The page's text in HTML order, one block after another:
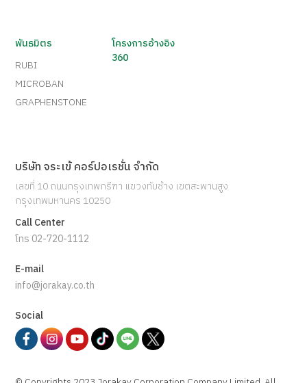
พันธมิตร
RUBI
MICROBAN
GRAPHENSTONE
โครงการอ้างอิง
360
บริษัท จระเข้ คอร์ปอเรชั่น จำกัด
เลขที่ 10 ถนนกรุงเทพกรีฑา แขวงทับช้าง เขตสะพานสูง
กรุงเทพมหานคร 10250
Call Center
โทร 02-720-1112
E-mail
info@jorakay.co.th
Social